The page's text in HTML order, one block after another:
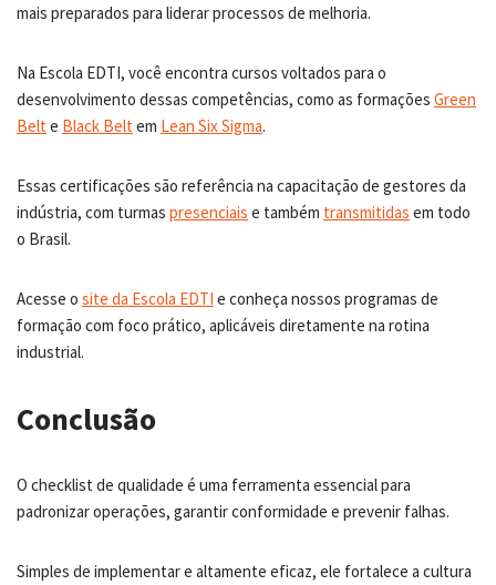
mais preparados para liderar processos de melhoria.
Na Escola EDTI, você encontra cursos voltados para o
desenvolvimento dessas competências, como as formações Green
Belt e Black Belt em Lean Six Sigma.
Essas certificações são referência na capacitação de gestores da
indústria, com turmas presenciais e também transmitidas em todo
o Brasil.
Acesse o site da Escola EDTI e conheça nossos programas de
formação com foco prático, aplicáveis diretamente na rotina
industrial.
Conclusão
O checklist de qualidade é uma ferramenta essencial para
padronizar operações, garantir conformidade e prevenir falhas.
Simples de implementar e altamente eficaz, ele fortalece a cultura